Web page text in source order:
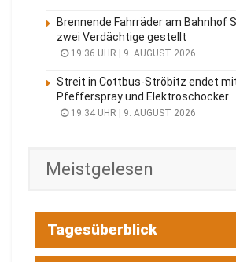
Brennende Fahrräder am Bahnhof
zwei Verdächtige gestellt
19:36 UHR | 9. AUGUST 2026
Streit in Cottbus-Ströbitz endet
Pfefferspray und Elektroschocker
19:34 UHR | 9. AUGUST 2026
Meistgelesen
Tagesüberblick